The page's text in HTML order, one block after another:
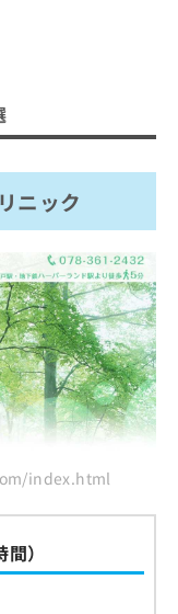
ニック
index.html
）